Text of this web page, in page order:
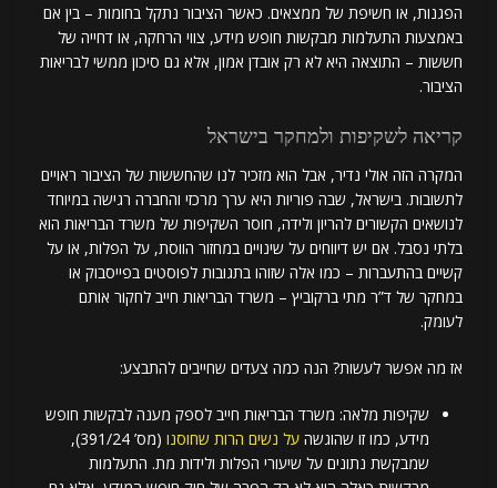
הפגנות, או חשיפת של ממצאים. כאשר הציבור נתקל בחומות – בין אם
באמצעות התעלמות מבקשות חופש מידע, צווי הרחקה, או דחייה של
חששות – התוצאה היא לא רק אובדן אמון, אלא גם סיכון ממשי לבריאות
הציבור.
קריאה לשקיפות ולמחקר בישראל
המקרה הזה אולי נדיר, אבל הוא מזכיר לנו שהחששות של הציבור ראויים
לתשובות. בישראל, שבה פוריות היא ערך מרכזי והחברה רגישה במיוחד
לנושאים הקשורים להריון ולידה, חוסר השקיפות של משרד הבריאות הוא
בלתי נסבל. אם יש דיווחים על שינויים במחזור הווסת, על הפלות, או על
קשיים בהתעברות – כמו אלה שזוהו בתגובות לפוסטים בפייסבוק או
במחקר של ד”ר מתי ברקוביץ – משרד הבריאות חייב לחקור אותם
לעומק.
אז מה אפשר לעשות? הנה כמה צעדים שחייבים להתבצע:
שקיפות מלאה: משרד הבריאות חייב לספק מענה לבקשות חופש
מידע, כמו זו שהוגשהעל נשים הרות שחוסנו
(מס’ 391/24),
שמבקשת נתונים על שיעורי הפלות ולידות מת. התעלמות